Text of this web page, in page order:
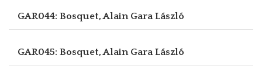
GAR044: Bosquet, Alain Gara László
GAR045: Bosquet, Alain Gara László